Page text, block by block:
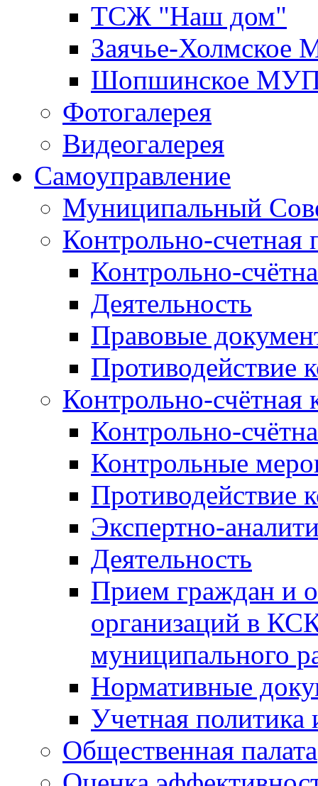
ТСЖ "Наш дом"
Заячье-
Шопшинское
Фотогалерея
Видеогалерея
Самоуправление
Муниципальный
Контрольно-счетная
Контрольно-
Деятельность
Правовые
Противодействие
Контрольно-счётная
Контрольно-
Контрольные
Противодействие
Экспертно-
Деятельность
Прием граждан и
организаций в
муниципального
Нормативные
Учетная политика
Общественная палата